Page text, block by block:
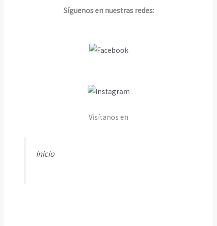
Síguenos en nuestras redes:
Visítanos en
Inicio